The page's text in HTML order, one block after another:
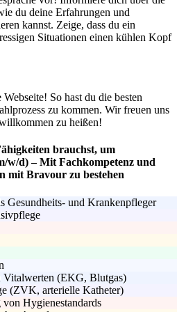
du deine Erfahrungen und
kannst. Zeige, dass du ein
Situationen einen kühlen Kopf
So hast du die besten
zu kommen. Wir freuen uns
zu heißen!
brauchst, um
w/d) – Mit Fachkompetenz und
mit Bravour zu bestehen
Gesundheits- und Krankenpfleger
Vitalwerten (EKG, Blutgas)
(ZVK, arterielle Katheter)
Hygienestandards